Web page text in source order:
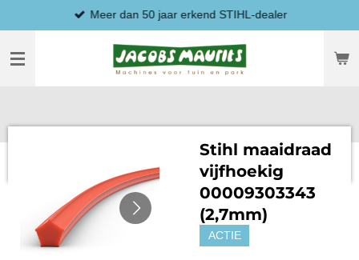
direct
naar
hoofdinhoud
Meer dan 50 jaar erkend STIHL-dealer
Stihl maaidraad
vijfhoekig
00009303343
(2,7mm)
ACTIE